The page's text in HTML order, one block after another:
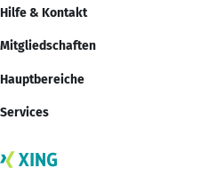
Hilfe & Kontakt
Mitgliedschaften
Hauptbereiche
Services